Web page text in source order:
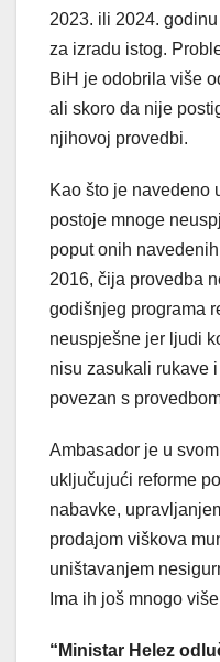
2023. ili 2024.
za izradu istog.
BiH je odobrila više
ali skoro da nije
njihovoj provedbi.
Kao što je navedeno
postoje mnoge
poput onih
2016, čija provedba
godišnjeg programa
neuspješne jer ljudi
nisu zasukali rukave
povezan s
Ambasador je u
uključujući reforme
nabavke,
prodajom viškova
uništavanjem
Ima ih još mnogo
“Ministar Helez